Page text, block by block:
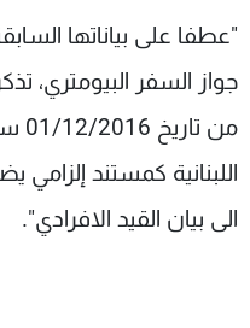
"عطفا على بياناتها
جواز السفر البيومتري،
من
اللبنانية كمستند
الى بيان القيد الافرادي".